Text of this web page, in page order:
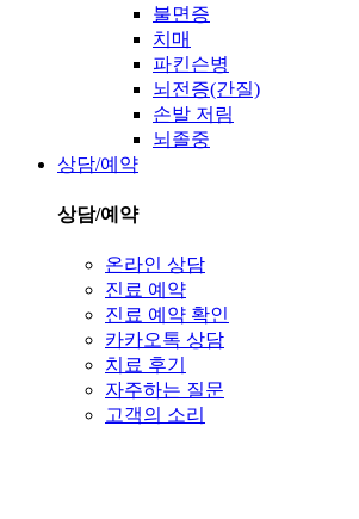
불면증
치매
파킨슨병
뇌전증(간질)
손발 저림
뇌졸중
상담/예약
상담/예약
온라인 상담
진료 예약
진료 예약 확인
카카오톡 상담
치료 후기
자주하는 질문
고객의 소리